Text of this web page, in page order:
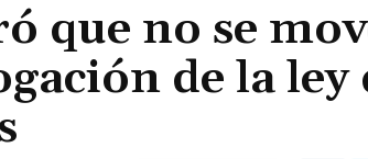
que no se
de la ley